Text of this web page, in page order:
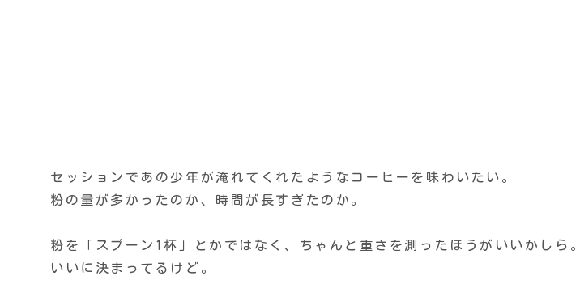
セッションであの少年が淹れてくれたようなコーヒーを味わいたい。
粉の量が多かったのか、時間が長すぎたのか。
粉を「スプーン1杯」とかではなく、ちゃんと重さを測ったほうがいいかしら。
いいに決まってるけど。